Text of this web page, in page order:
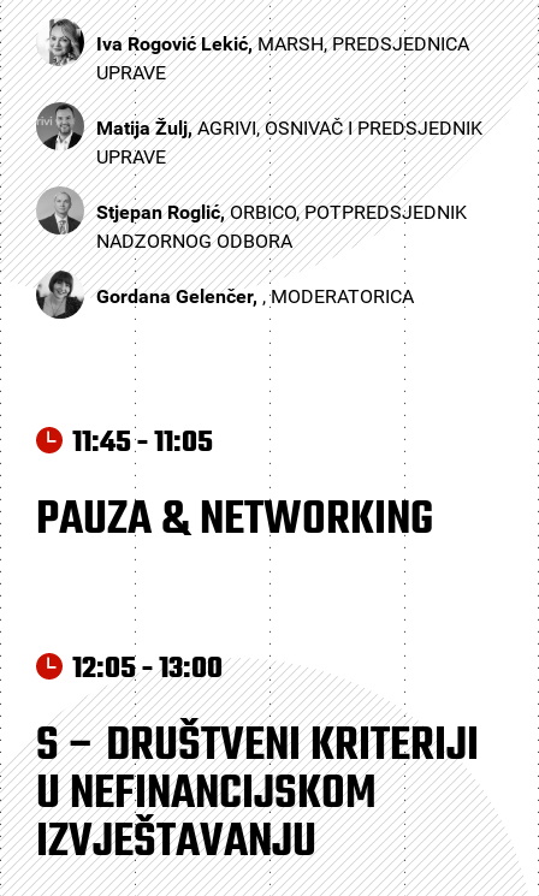
Iva Rogović Lekić,MARSH, PREDSJEDNICA
UPRAVE
Matija Žulj,AGRIVI, OSNIVAČ I PREDSJEDNIK
UPRAVE
Stjepan Roglić,ORBICO, POTPREDSJEDNIK
NADZORNOG ODBORA
Gordana Gelenčer, , MODERATORICA
11:45 - 11:05
PAUZA & NETWORKING
12:05 - 13:00
S – DRUŠTVENI KRITERIJI
U NEFINANCIJSKOM
IZVJEŠTAVANJU